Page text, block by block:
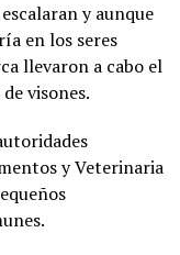
y aunque
en los seres
llevaron a cabo el
visones.
y Veterinaria